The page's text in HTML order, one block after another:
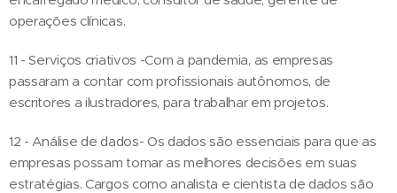
operações clínicas.
11 - Serviços criativos -Com a pandemia, as empresas
passaram a contar com profissionais autônomos, de
escritores a ilustradores, para trabalhar em projetos.
12 - Análise de dados- Os dados são essenciais para que as
empresas possam tomar as melhores decisões em suas
estratégias. Cargos como analista e cientista de dados são